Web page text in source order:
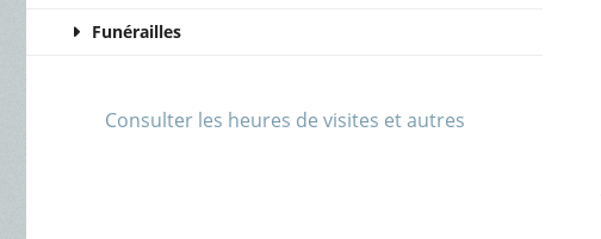
Funérailles
Consulter les heures de visites et autres